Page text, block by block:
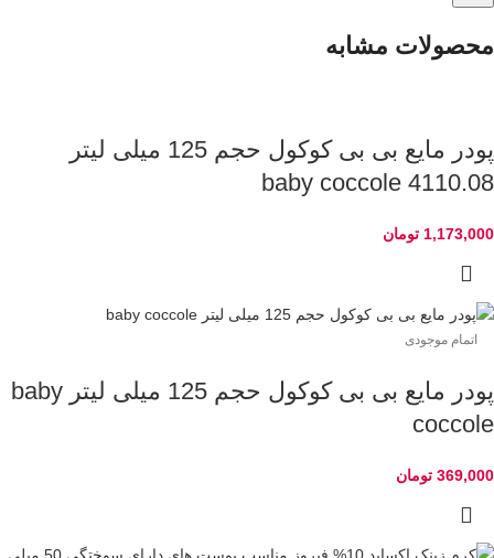
محصولات مشابه
پودر مایع بی بی کوکول حجم 125 میلی لیتر
4110.08 baby coccole
1,173,000 تومان
اتمام موجودی
پودر مایع بی بی کوکول حجم 125 میلی لیتر baby
coccole
369,000 تومان